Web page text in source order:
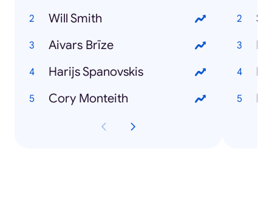
Will Smith
Aivars Brīze
Harijs Spanovskis
Cory Monteith